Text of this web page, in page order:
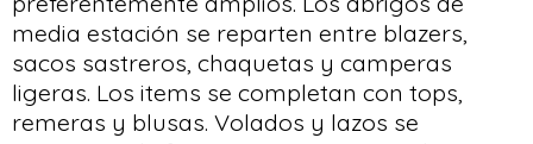
media estación se reparten entre blazers,
sacos sastreros, chaquetas y camperas
ligeras. Los items se completan con tops,
remeras y blusas. Volados y lazos se